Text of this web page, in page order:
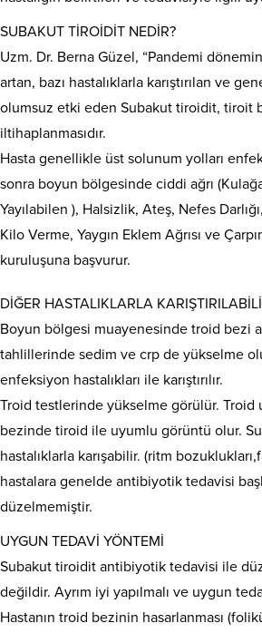
SUBAKUT TİROİDİT NEDİR?
Uzm. Dr. Berna Güzel, “Pandemi
artan, bazı hastalıklarla karıştırılan ve
olumsuz etki eden Subakut tiroidit, tiroit
iltihaplanmasıdır.
Hasta genellikle üst solunum yolları
sonra boyun bölgesinde ciddi ağrı
Yayılabilen ), Halsizlik, Ateş, Nefes
Kilo Verme, Yaygın Eklem Ağrısı ve
kuruluşuna başvurur.
DİĞER HASTALIKLARLA
Boyun bölgesi muayenesinde troid bezi
tahlillerinde sedim ve crp de yükselme
enfeksiyon hastalıkları ile karıştırılır.
Troid testlerinde yükselme görülür. Troid
bezinde tiroid ile uyumlu görüntü olur.
hastalıklarla karışabilir. (ritm
hastalara genelde antibiyotik tedavisi
düzelmemiştir.
UYGUN TEDAVİ YÖNTEMİ
Subakut tiroidit antibiyotik tedavisi ile
değildir. Ayrım iyi yapılmalı ve uygun
Hastanın troid bezinin hasarlanması